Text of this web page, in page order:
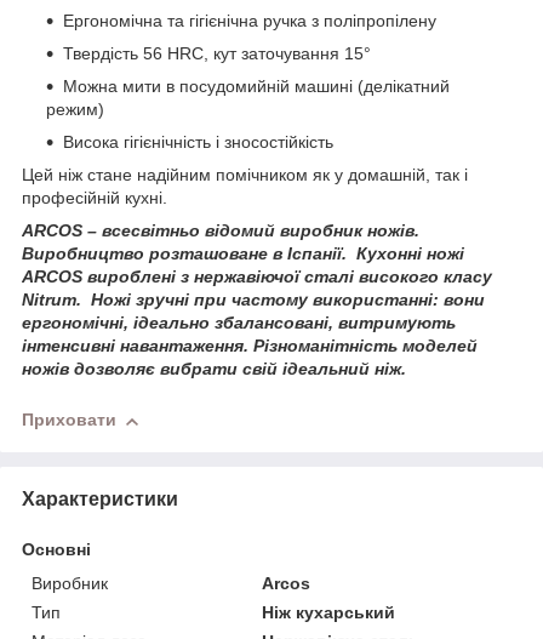
Ергономічна та гігієнічна ручка з поліпропілену
Твердість 56 HRC, кут заточування 15°
Можна мити в посудомийній машині (делікатний
режим)
Висока гігієнічність і зносостійкість
Цей ніж стане надійним помічником як у домашній, так і
професійній кухні.
ARCOS – всесвітньо відомий виробник ножів.
Виробництво розташоване в Іспанії. Кухонні ножі
ARCOS вироблені з нержавіючої сталі високого класу
Nitrum. Ножі зручні при частому використанні: вони
ергономічні, ідеально збалансовані, витримують
інтенсивні навантаження. Різноманітність моделей
ножів дозволяє вибрати свій ідеальний ніж.
Приховати
Характеристики
Основні
Виробник
Arcos
Тип
Ніж кухарський